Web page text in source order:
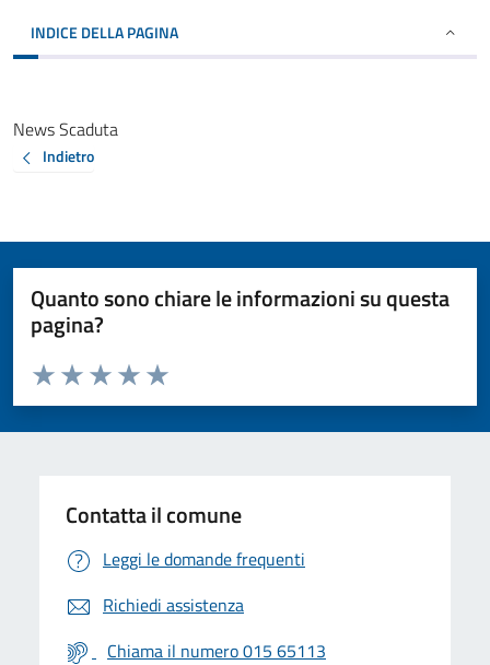
INDICE DELLA PAGINA
News Scaduta
Indietro
Quanto sono chiare le informazioni su questa
pagina?
Valuta da 1 a 5 stelle la pagina
Valuta 5 stelle su 5
Valuta 4 stelle su 5
Valuta 3 stelle su 5
Valuta 2 stelle su 5
Valuta 1 stelle su 5
Contatta il comune
Leggi le domande frequenti
Richiedi assistenza
Chiama il numero 015 65113